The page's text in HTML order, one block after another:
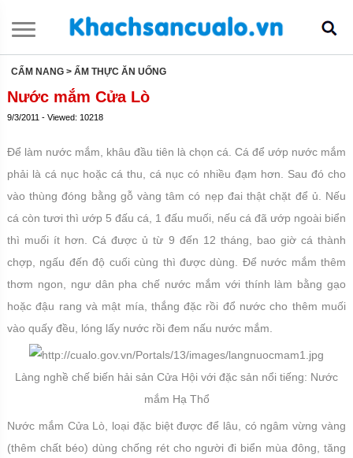
CẨM NANG > ẨM THỰC ĂN UỐNG
Nước mắm Cửa Lò
9/3/2011 - Viewed: 10218
Để làm nước mắm, khâu đầu tiên là chọn cá. Cá để ướp nước mắm
phải là cá nục hoặc cá thu, cá nục có nhiều đạm hơn. Sau đó cho
vào thùng đóng bằng gỗ vàng tâm có nẹp đai thật chặt để ủ. Nếu
cá còn tươi thì ướp 5 đấu cá, 1 đấu muối, nếu cá đã ướp ngoài biển
thì muối ít hơn. Cá được ủ từ 9 đến 12 tháng, bao giờ cá thành
chợp, ngấu đến độ cuối cùng thì được dùng. Để nước mắm thêm
thơm ngon, ngư dân pha chế nước mắm với thính làm bằng gạo
hoặc đậu rang và mật mía, thắng đặc rồi đổ nước cho thêm muối
vào quấy đều, lóng lấy nước rồi đem nấu nước mắm.
Làng nghề chế biến hải sản Cửa Hội với đặc sản nổi tiếng: Nước
mắm Hạ Thổ
Nước mắm Cửa Lò, loại đặc biệt được để lâu, có ngâm vừng vàng
(thêm chất béo) dùng chống rét cho người đi biển mùa đông, tăng